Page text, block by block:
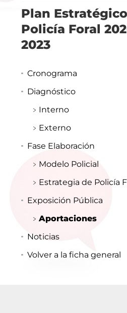
Plan
Policía Foral
2023
Cronograma
Diagnóstico
Interno
Externo
Fase Elaboración
Modelo Policial
Estrategia de Policía
Exposición Pública
Aportaciones
Noticias
Volver a la ficha general